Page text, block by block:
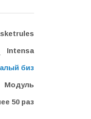
Intensa
бизнес
Модуль
50 раз